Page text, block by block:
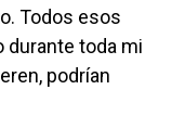
Todos esos
durante toda mi
podrían